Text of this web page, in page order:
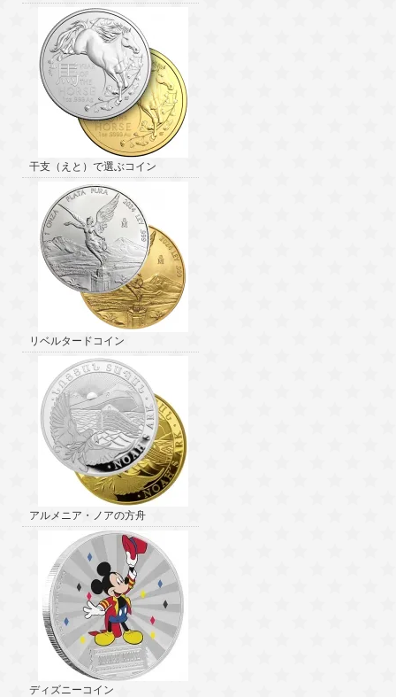
干支（えと）で選ぶコイン
リベルタードコイン
アルメニア・ノアの方舟
ディズニーコイン